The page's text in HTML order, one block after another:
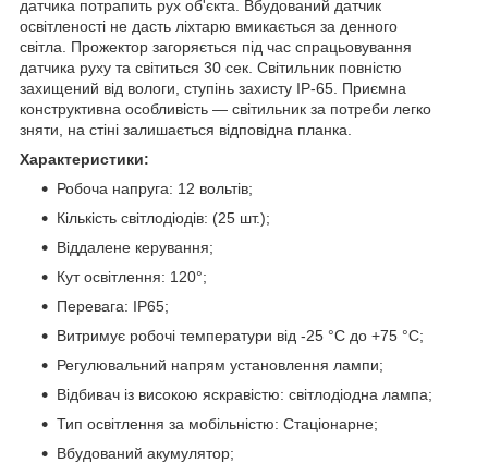
датчика потрапить рух об'єкта. Вбудований датчик
освітленості не дасть ліхтарю вмикається за денного
світла. Прожектор загоряється під час спрацьовування
датчика руху та світиться 30 сек. Світильник повністю
захищений від вологи, ступінь захисту IP-65. Приємна
конструктивна особливість — світильник за потреби легко
зняти, на стіні залишається відповідна планка.
Характеристики:
Робоча напруга: 12 вольтів;
Кількість світлодіодів: (25 шт.);
Віддалене керування;
Кут освітлення: 120°;
Перевага: IP65;
Витримує робочі температури від -25 °C до +75 °C;
Регулювальний напрям установлення лампи;
Відбивач із високою яскравістю: світлодіодна лампа;
Тип освітлення за мобільністю: Стаціонарне;
Вбудований акумулятор;